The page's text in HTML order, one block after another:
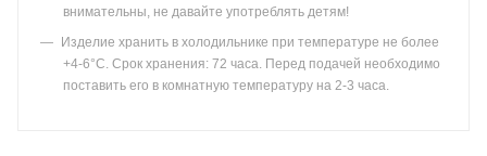
внимательны, не давайте употреблять детям!
Изделие хранить в холодильнике при температуре не более
+4-6°С. Срок хранения: 72 часа. Перед подачей необходимо
поставить его в комнатную температуру на 2-3 часа.